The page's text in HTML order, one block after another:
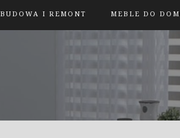
BUDOWA I REMONT MEBLE DO